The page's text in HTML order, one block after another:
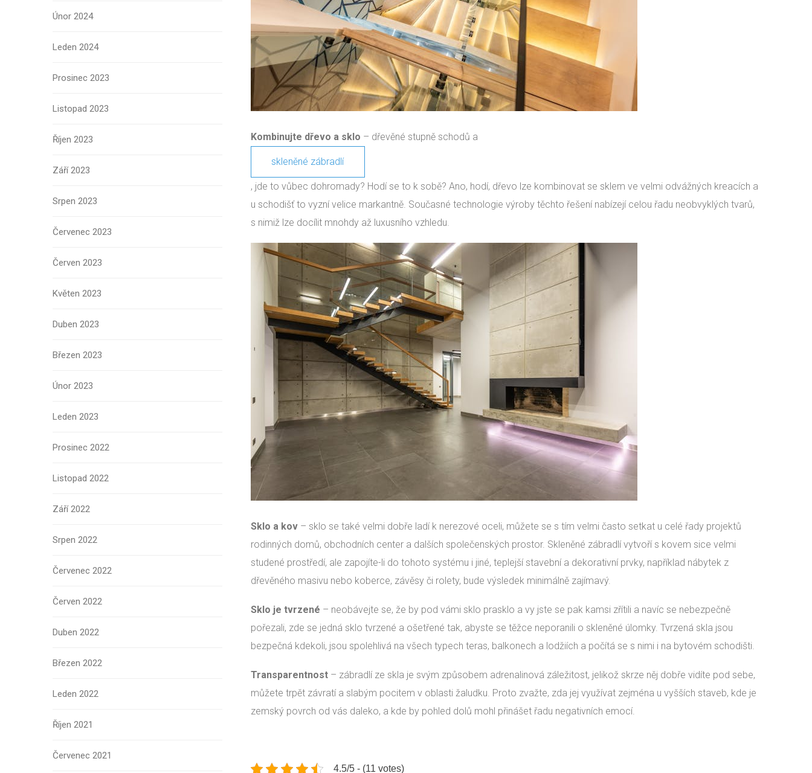
Únor 2024
Leden 2024
Prosinec 2023
Listopad 2023
Říjen 2023
Září 2023
Srpen 2023
Červenec 2023
Červen 2023
Květen 2023
Duben 2023
Březen 2023
Únor 2023
Leden 2023
Prosinec 2022
Listopad 2022
Září 2022
Srpen 2022
Červenec 2022
Červen 2022
Duben 2022
Březen 2022
Leden 2022
Říjen 2021
Červenec 2021
Kombinujte dřevo a sklo – dřevěné stupně schodů a
skleněné zábradlí
, jde to vůbec dohromady? Hodí se to k sobě? Ano, hodí, dřevo lze kombinovat se sklem ve velmi odvážných kreacích a
u schodišť to vyzní velice markantně. Současné technologie výroby těchto řešení nabízejí celou řadu neobvyklých tvarů,
s nimiž lze docílit mnohdy až luxusního vzhledu.
Sklo a kov– sklo se také velmi dobře ladí k nerezové oceli, můžete se s tím velmi často setkat u celé řady projektů
rodinných domů, obchodních center a dalších společenských prostor. Skleněné zábradlí vytvoří s kovem sice velmi
studené prostředí, ale zapojíte-li do tohoto systému i jiné, teplejší stavební a dekorativní prvky, například nábytek z
dřevěného masivu nebo koberce, závěsy či rolety, bude výsledek minimálně zajímavý.
Sklo je tvrzené – neobávejte se, že by pod vámi sklo prasklo a vy jste se pak kamsi zřítili a navíc se nebezpečně
pořezali, zde se jedná sklo tvrzené a ošetřené tak, abyste se těžce neporanili o skleněné úlomky. Tvrzená skla jsou
bezpečná kdekoli, jsou spolehlivá na všech typech teras, balkonech a lodžiích a počítá se s nimi i na bytovém schodišti.
Transparentnost – zábradlí ze skla je svým způsobem adrenalinová záležitost, jelikož skrze něj dobře vidíte pod sebe,
můžete trpět závratí a slabým pocitem v oblasti žaludku. Proto zvažte, zda jej využívat zejména u vyšších staveb, kde je
zemský povrch od vás daleko, a kde by pohled dolů mohl přinášet řadu negativních emocí.
4.5/5 - (11 votes)